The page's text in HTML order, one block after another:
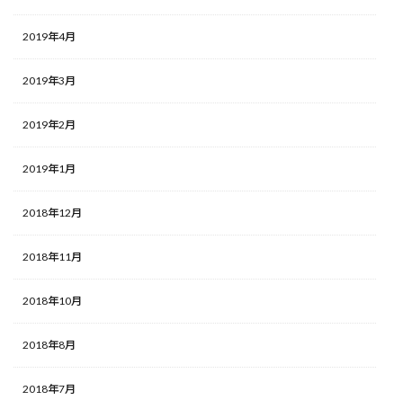
2019年4月
2019年3月
2019年2月
2019年1月
2018年12月
2018年11月
2018年10月
2018年8月
2018年7月